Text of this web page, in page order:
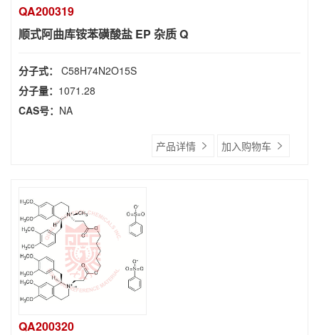
QA200319
顺式阿曲库铵苯磺酸盐 EP 杂质 Q
分子式： C58H74N2O15S
分子量： 1071.28
CAS号： NA
产品详情 加入购物车
QA200320